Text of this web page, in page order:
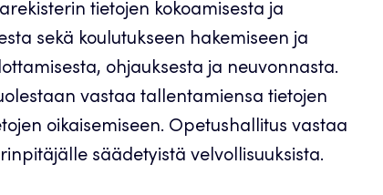
tietojen kokoamisesta ja
sekä koulutukseen hakemiseen ja
ohjauksesta ja neuvonnasta.
vastaa tallentamiensa tietojen
oikaisemiseen. Opetushallitus vastaa
säädetyistä velvollisuuksista.